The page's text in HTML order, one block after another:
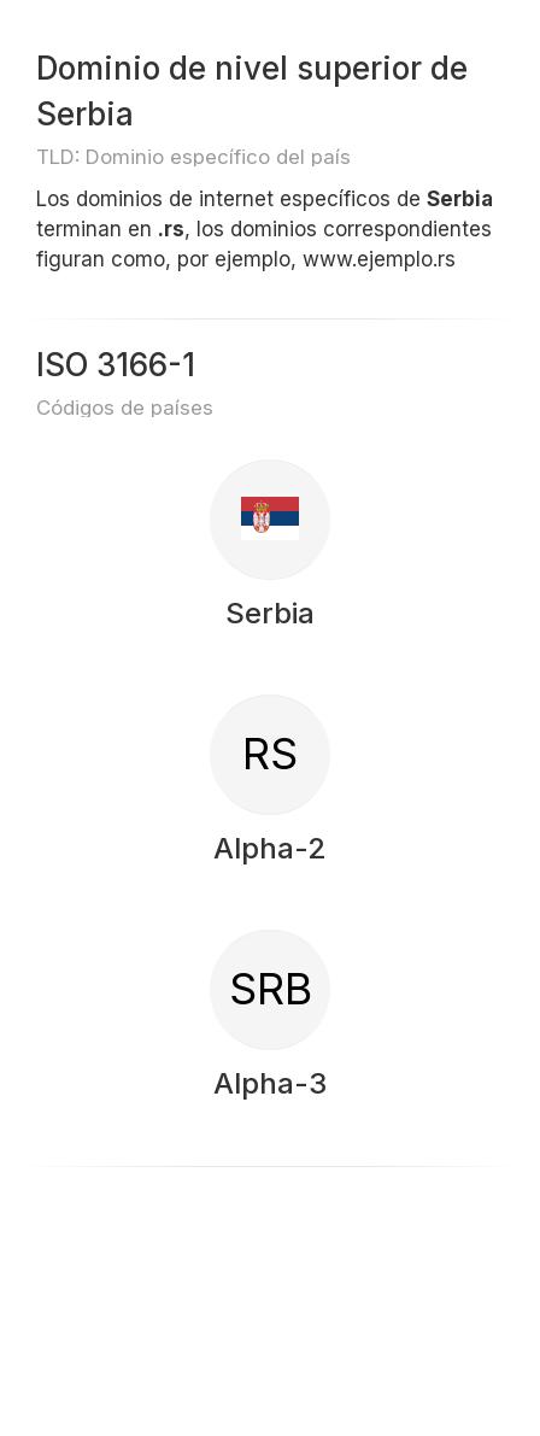
Dominio de nivel superior de
Serbia
TLD: Dominio específico del país
Los dominios de internet específicos de Serbia
terminan en .rs, los dominios correspondientes
figuran como, por ejemplo, www.ejemplo.rs
ISO 3166-1
Códigos de países
Serbia
RS
Alpha-2
SRB
Alpha-3